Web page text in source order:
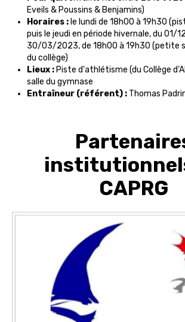
Eveils & Poussins & Benjamins)
Horaires : le lundi de 18h00 à 19h30
puis le jeudi en période hivernale, du 01/
30/03/2023, de 18h00 à 19h30 (petite
du collège)
Lieux : Piste d'athlétisme (du Collège
salle du gymnase
Entraîneur (référent) : Thomas
CAPRG